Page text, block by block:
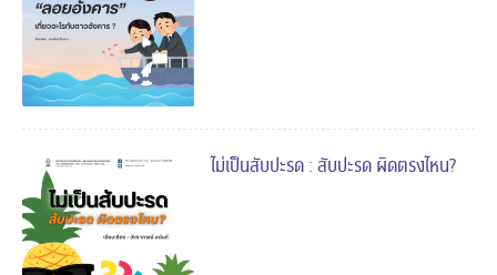
ไม่เป็นสับปะรด : สับปะรด ผิดตรงไหน?